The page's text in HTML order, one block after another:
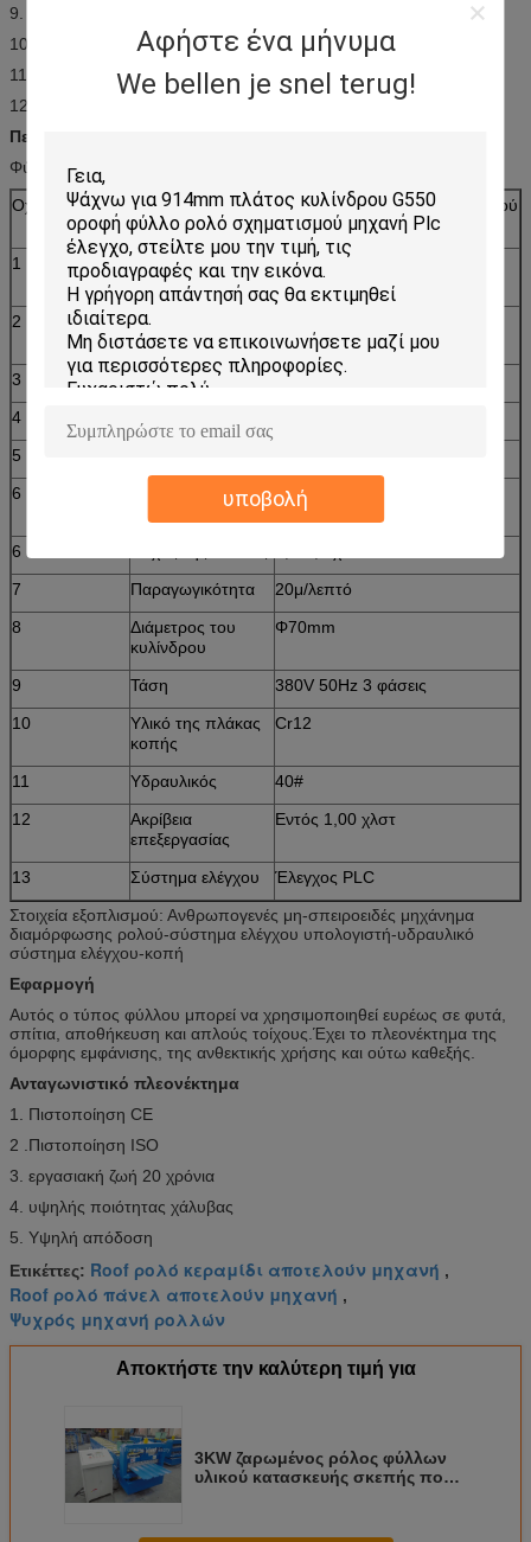
Αφήστε ένα μήνυμα
We bellen je snel terug!
υποβολή
9. Υλικό της πλάκας κοπής: Cr12
10. Υδραυλικό: 40#
11. Ακρίβεια επεξεργασίας: Εντός 1,00 mm
12. Σύστημα ελέγχου: Έλεγχος PLC
Περιγραφή:
Φύλλο στέγης Roll Forming Machine Κύρια παράμετρος
Οχι.
Κύρια παράμετρος του Μηχανή διαμόρφωσης ρολού
φύλλου στέγης
1
Κατάλληλο για
επεξεργασία
Έγχρωμη ατσάλινη πλάκα
2
Πλάτος της
πλάκας
3 Κύλινδροι
19 ου
4
5
6
Υλικό κύλισης
45# χάλυβας (επιχρωμιωμένο
στην επιφάνεια)
6
7
Παραγωγικότητα
20μ/λεπτό
8
Διάμετρος του
κυλίνδρου
Φ70mm
9 Τάση
380V 50Hz 3 φάσεις
10
Υλικό της πλάκας
κοπής
Cr12
11 Υδραυλικός
40#
12
Ακρίβεια
επεξεργασίας
Εντός 1,00 χλστ
13 Σύστημα ελέγχου
Έλεγχος PLC
Στοιχεία εξοπλισμού: Ανθρωπογενές μη-σπειροειδές μηχάνημα
διαμόρφωσης ρολού-σύστημα ελέγχου υπολογιστή-υδραυλικό
σύστημα ελέγχου-κοπή
Εφαρμογή
Αυτός ο τύπος φύλλου μπορεί να χρησιμοποιηθεί ευρέως σε φυτά,
σπίτια, αποθήκευση και απλούς τοίχους.Έχει το πλεονέκτημα της
όμορφης εμφάνισης, της ανθεκτικής χρήσης και ούτω καθεξής.
Ανταγωνιστικό πλεονέκτημα
1. Πιστοποίηση CE
2 .Πιστοποίηση ISO
3. εργασιακή ζωή 20 χρόνια
4. υψηλής ποιότητας χάλυβας
5. Υψηλή απόδοση
Ετικέττες: Roof ρολό κεραμίδι αποτελούν μηχανή ,
Roof ρολό πάνελ αποτελούν μηχανή ,
Ψυχρός μηχανή ρολλών
Αποκτήστε την καλύτερη τιμή για
3KW ζαρωμένος ρόλος φύλλων
υλικού κατασκευής σκεπής που